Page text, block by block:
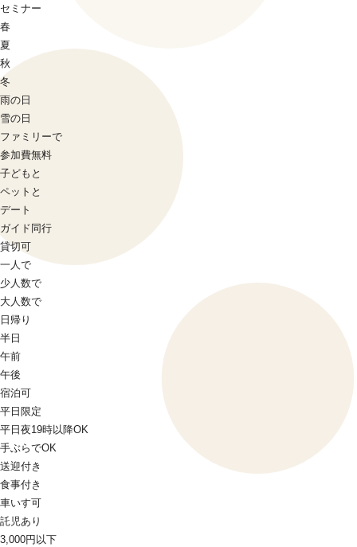
セミナー
春
夏
秋
冬
雨の日
雪の日
ファミリーで
参加費無料
子どもと
ペットと
デート
ガイド同行
貸切可
一人で
少人数で
大人数で
日帰り
半日
午前
午後
宿泊可
平日限定
平日夜19時以降OK
手ぶらでOK
送迎付き
食事付き
車いす可
託児あり
3,000円以下